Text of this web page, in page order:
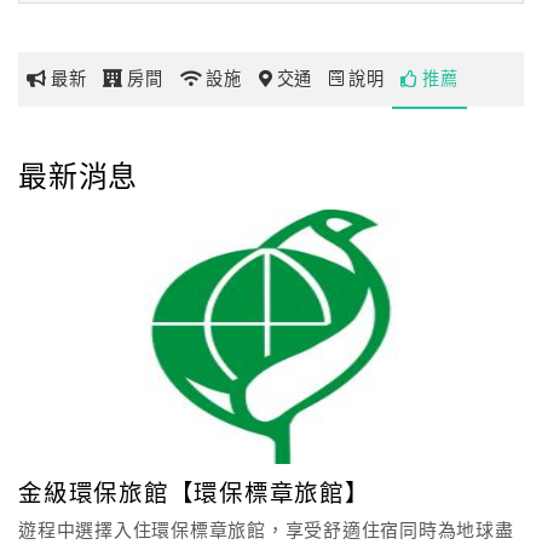
地
滿
意
們，擁有著親切燦爛的笑容及體貼細心的特質，讓您不僅有
最新 房間 設施 交通 說明 推薦
最新消息
金級環保旅館【環保標章旅館】
遊程中選擇入住環保標章旅館，享受舒適住宿同時為地球盡